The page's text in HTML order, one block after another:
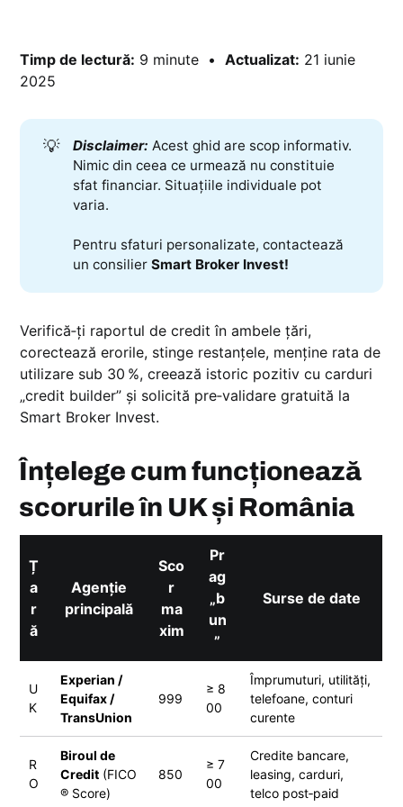
Timp de lectură: 9 minute •Actualizat: 21 iunie
2025
💡 Disclaimer: Acest ghid are scop informativ.
Nimic din ceea ce urmează nu constituie
sfat financiar. Situațiile individuale pot
varia.
Pentru sfaturi personalizate, contactează
un consilier Smart Broker Invest!
Verifică‑ți raportul de credit în ambele țări,
corectează erorile, stinge restanțele, menține rata de
utilizare sub 30 %, creează istoric pozitiv cu carduri
„credit builder” și solicită pre‑validare gratuită la
Smart Broker Invest.
Înțelege cum funcționează
scorurile în UK și România
Ț
a
r
ă
Agenție
principală
Sco
r
ma
xim
Pr
ag
„b
un
”
Surse de date
U
K
Experian /
Equifax /
TransUnion
999
≥ 8
00
Împrumuturi, utilități,
telefoane, conturi
curente
R
O
Biroul de
Credit (FICO
® Score)
850
≥ 7
00
Credite bancare,
leasing, carduri,
telco post‑paid